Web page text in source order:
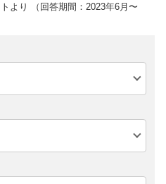
より （回答期間：2023年6月〜